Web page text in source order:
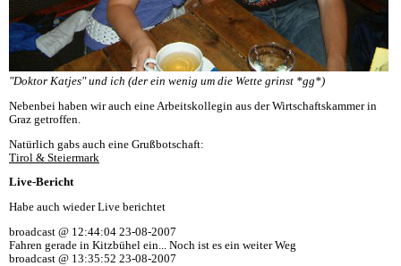
"Doktor Katjes" und ich (der ein wenig um die Wette grinst *gg*)
Nebenbei haben wir auch eine Arbeitskollegin aus der Wirtschaftskammer in
Graz getroffen.
Natürlich gabs auch eine Grußbotschaft:
Tirol & Steiermark
Live-Bericht
Habe auch wieder Live berichtet
broadcast @ 12:44:04 23-08-2007
Fahren gerade in Kitzbühel ein... Noch ist es ein weiter Weg
broadcast @ 13:35:52 23-08-2007